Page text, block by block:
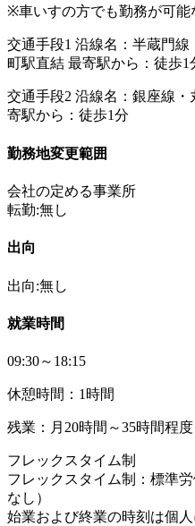
※車いすの方でも勤務が可能
交通手段1 沿線名：半蔵門
町駅直結 最寄駅から：徒歩1
交通手段2 沿線名：銀座線
寄駅から：徒歩1分
勤務地変更範囲
会社の定める事業所
転勤:無し
出向
出向:無し
就業時間
09:30～18:15
休憩時間：1時間
残業：月20時間～35時間程度
フレックスタイム制
フレックスタイム制：標準
なし）
始業および終業の時刻は個